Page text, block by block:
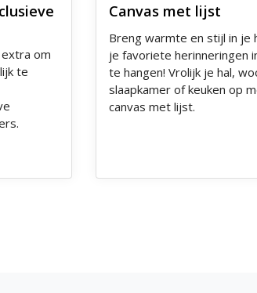
om
te
Canvas met lijst
Breng warmte en stijl in je
je favoriete herinneringen
te hangen! Vrolijk je hal,
slaapkamer of keuken op
canvas met lijst.